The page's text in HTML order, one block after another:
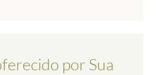
por Sua